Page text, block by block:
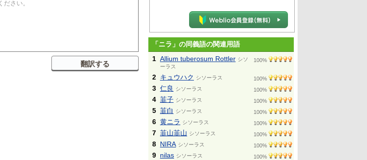
「ニラ」の同義語の関連用語
1 Allium tuberosum Rottler シソ
ーラス
100%
2 キュウハク シソーラス 100%
3 仁良 シソーラス 100%
4 韮子 シソーラス 100%
5 韮白 シソーラス 100%
6 黄ニラ シソーラス 100%
7 韮山韮山 シソーラス 100%
8 NIRA シソーラス 100%
9 nilas シソーラス 100%